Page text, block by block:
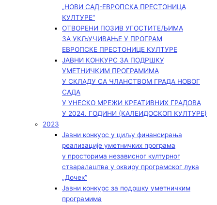
„НОВИ САД-ЕВРОПСКА ПРЕСТОНИЦА
КУЛТУРЕ“
ОТВОРЕНИ ПОЗИВ УГОСТИТЕЉИМА
ЗА УКЉУЧИВАЊЕ У ПРОГРАМ
ЕВРОПСКЕ ПРЕСТОНИЦЕ КУЛТУРЕ
ЈАВНИ КОНКУРС ЗА ПОДРШКУ
УМЕТНИЧКИМ ПРОГРАМИМА
У СКЛАДУ СА ЧЛАНСТВОМ ГРАДА НОВОГ
САДА
У УНЕСКО МРЕЖИ КРЕАТИВНИХ ГРАДОВА
У 2024. ГОДИНИ (КАЛЕИДОСКОП КУЛТУРЕ)
2023
Јавни конкурс у циљу финансирања
реализације уметничких програма
у просторима независног културног
стваралаштва у оквиру програмског лука
„Дочек”
Јавни конкурс за подршку уметничким
програмима